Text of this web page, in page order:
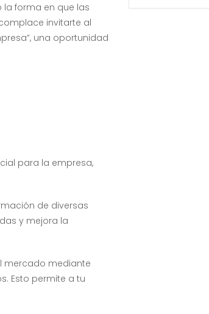
la forma en que las
invitarte al
una oportunidad
para la empresa,
de diversas
y mejora la
mercado mediante
Esto permite a tu